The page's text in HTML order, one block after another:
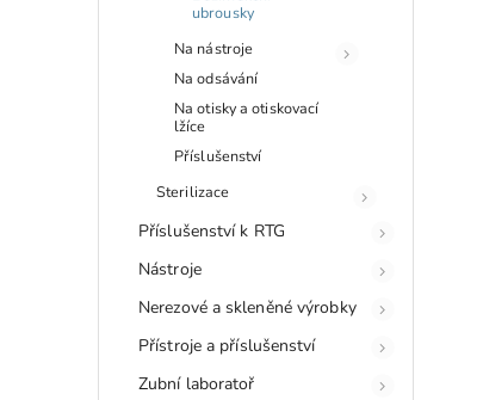
ubrousky
Na nástroje
Na odsávání
Na otisky a otiskovací
lžíce
Příslušenství
Sterilizace
Příslušenství k RTG
Nástroje
Nerezové a skleněné výrobky
Přístroje a příslušenství
Zubní laboratoř